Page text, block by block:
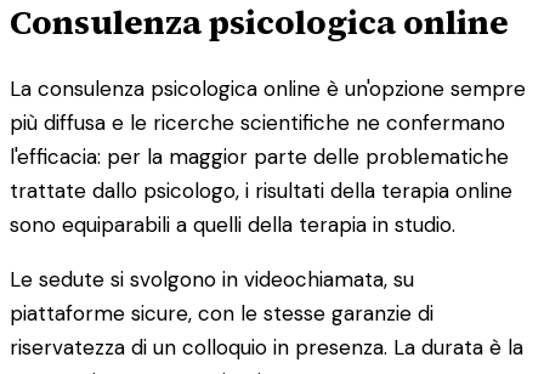
Consulenza psicologica online
La consulenza psicologica online è un'opzione sempre
più diffusa e le ricerche scientifiche ne confermano
l'efficacia: per la maggior parte delle problematiche
trattate dallo psicologo, i risultati della terapia online
sono equiparabili a quelli della terapia in studio.
Le sedute si svolgono in videochiamata, su
piattaforme sicure, con le stesse garanzie di
riservatezza di un colloquio in presenza. La durata è la